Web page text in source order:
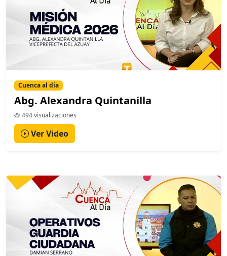
Cuenca al día
Abg. Alexandra Quintanilla
494 visualizaciones
Ver Video